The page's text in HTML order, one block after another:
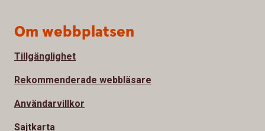
Om webbplatsen
Tillgänglighet
Rekommenderade webbläsare
Användarvillkor
Sajtkarta